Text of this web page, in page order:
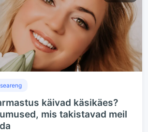
käivad käsikäes?
mis takistavad meil